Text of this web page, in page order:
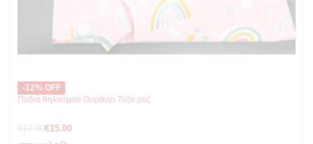
-12% OFF
Ποδιά θηλασμού Ουράνιο Τόξο ροζ
€17.00€15.00